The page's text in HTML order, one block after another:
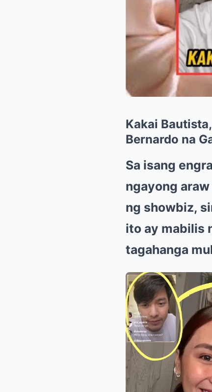
Kakai
Bernardo na
Sa isang
ngayong
ng showbiz,
ito ay mabilis
tagahanga